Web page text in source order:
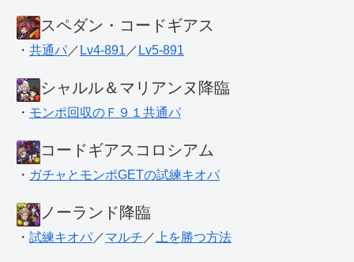
スペダン・コードギアス
・ 共通パ ／ Lv4-891 ／ Lv5-891
シャルル＆マリアンヌ降臨
・ モンポ回収のＦ９１共通パ
コードギアスコロシアム
・ ガチャとモンポGETの試練キオパ
ノーランド降臨
・ 試練キオパ ／マルチ ／ 上を勝つ方法